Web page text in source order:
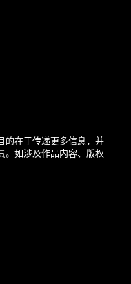
的在于传递更多信息，并
。如涉及作品内容、版权